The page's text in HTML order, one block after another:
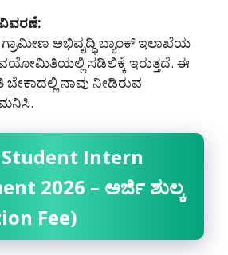
ಗ್ರಾಮೀಣ ಅಭಿವೃದ್ಧಿ ಬ್ಯಾಂಕ್ ಇಲಾಖೆಯ
ಸಡಿಲಿಕ್ಕೆ ಇರುತ್ತದೆ. ಈ
ನಾವು ನೀಡಿರುವ
Student Intern
2026 – ಅರ್ಜಿ ಶುಲ್ಕ
Fee)